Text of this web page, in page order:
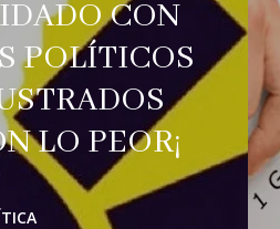
CON
POLÍTICOS
LO PEOR¡